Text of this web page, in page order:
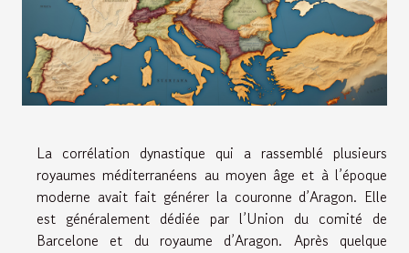
La corrélation dynastique qui a rassemblé plusieurs
royaumes méditerranéens au moyen âge et à l’époque
moderne avait fait générer la couronne d’Aragon. Elle
est généralement dédiée par l’Union du comité de
Barcelone et du royaume d’Aragon. Après quelque